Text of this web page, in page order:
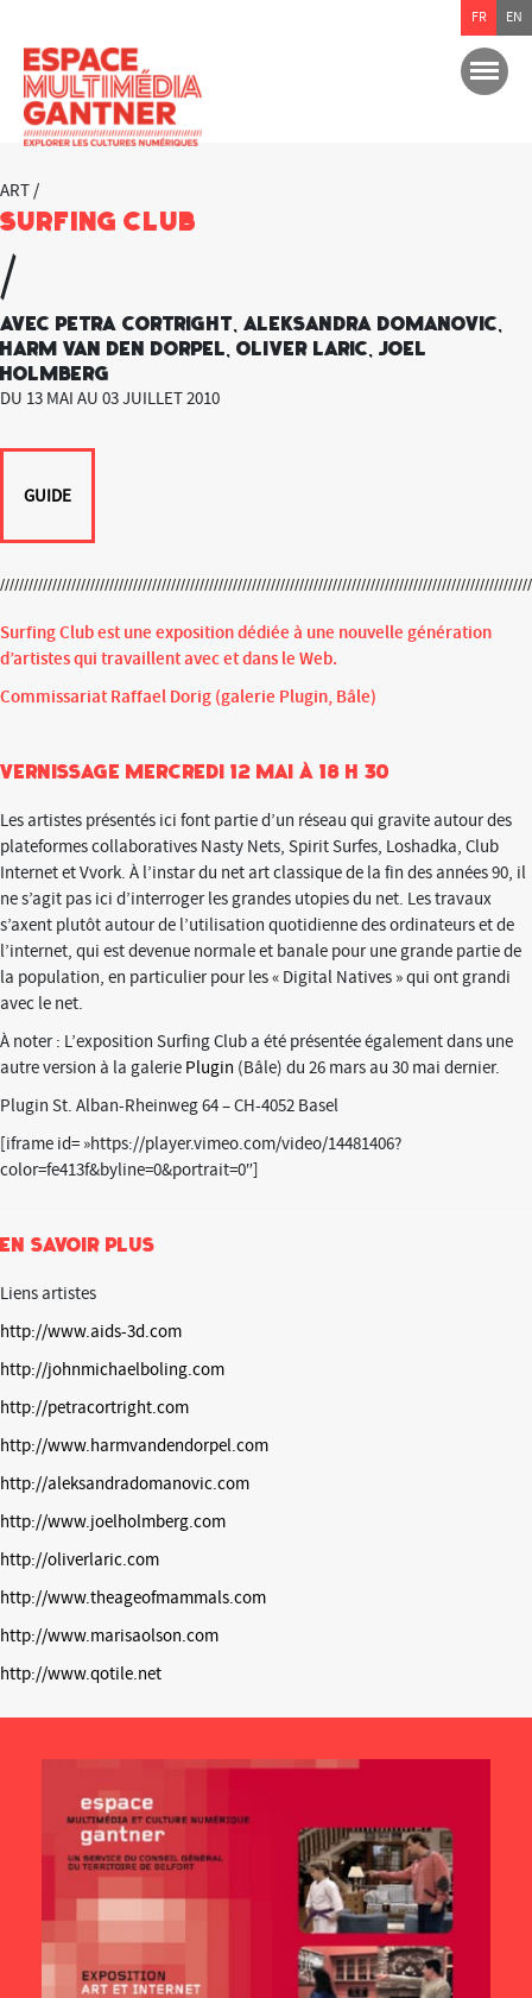
ART /
Surfing Club
/
Avec Petra Cortright, Aleksandra Domanovic,
Harm van den Dorpel, Oliver Laric, Joel
Holmberg
DU 13 MAI AU 03 JUILLET 2010
GUIDE
Surfing Club est une exposition dédiée à une nouvelle génération
d’artistes qui travaillent avec et dans le Web.
Commissariat Raffael Dorig (galerie Plugin, Bâle)
vernissage mercredi 12 mai à 18 h 30
Les artistes présentés ici font partie d’un réseau qui gravite autour des
plateformes collaboratives Nasty Nets, Spirit Surfes, Loshadka, Club
Internet et Vvork. À l’instar du net art classique de la fin des années 90, il
ne s’agit pas ici d’interroger les grandes utopies du net. Les travaux
s’axent plutôt autour de l’utilisation quotidienne des ordinateurs et de
l’internet, qui est devenue normale et banale pour une grande partie de
la population, en particulier pour les « Digital Natives » qui ont grandi
avec le net.
À noter : L’exposition Surfing Club a été présentée également dans une
autre version à la galerie Plugin (Bâle) du 26 mars au 30 mai dernier.
Plugin St. Alban-Rheinweg 64 – CH-4052 Basel
[iframe id= »https://player.vimeo.com/video/14481406?
color=fe413f&byline=0&portrait=0″]
EN SAVOIR PLUS
Liens artistes
http://www.aids-3d.com
http://johnmichaelboling.com
http://petracortright.com
http://www.harmvandendorpel.com
http://aleksandradomanovic.com
http://www.joelholmberg.com
http://oliverlaric.com
http://www.theageofmammals.com
http://www.marisaolson.com
http://www.qotile.net
FR EN